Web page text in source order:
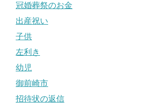
冠婚葬祭のお金
出産祝い
子供
左利き
幼児
御前崎市
招待状の返信